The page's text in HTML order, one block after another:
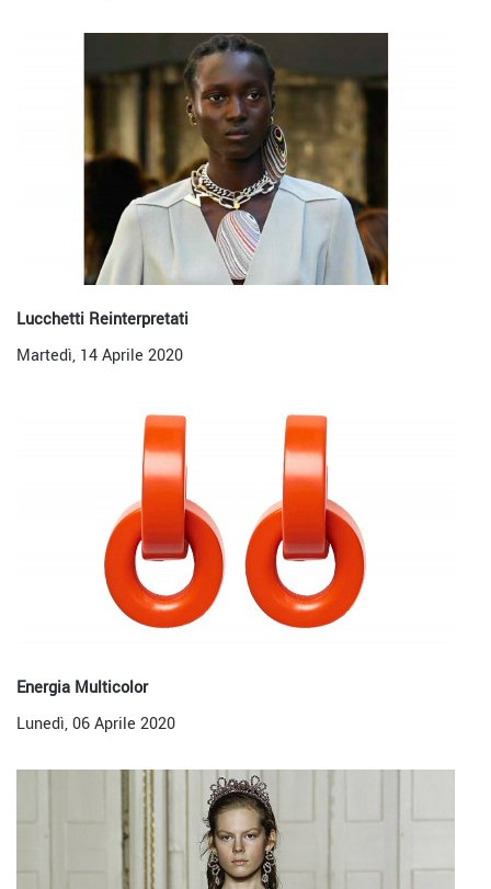
Lucchetti Reinterpretati
Martedì, 14 Aprile 2020
Energia Multicolor
Lunedì, 06 Aprile 2020